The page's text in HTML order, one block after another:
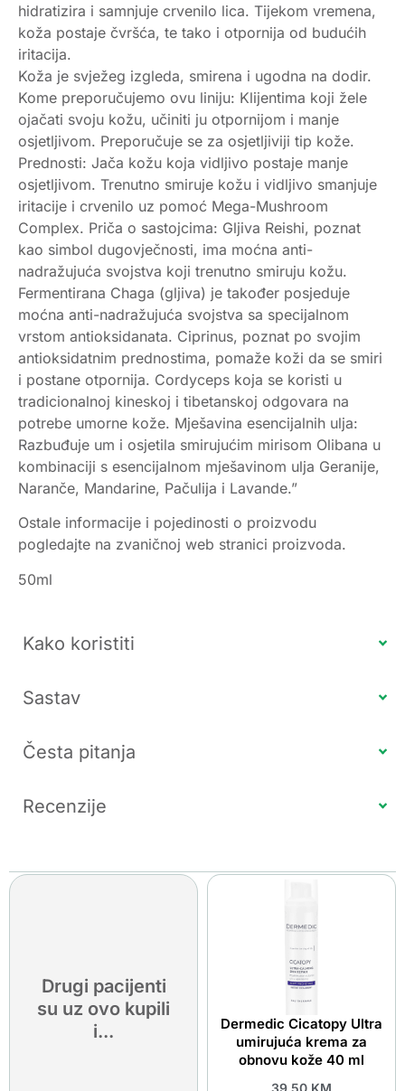
hidratizira i samnjuje crvenilo lica. Tijekom vremena,
koža postaje čvršća, te tako i otpornija od budućih
iritacija.
Koža je svježeg izgleda, smirena i ugodna na dodir.
Kome preporučujemo ovu liniju: Klijentima koji žele
ojačati svoju kožu, učiniti ju otpornijom i manje
osjetljivom. Preporučuje se za osjetljiviji tip kože.
Prednosti: Jača kožu koja vidljivo postaje manje
osjetljivom. Trenutno smiruje kožu i vidljivo smanjuje
iritacije i crvenilo uz pomoć Mega-Mushroom
Complex. Priča o sastojcima: Gljiva Reishi, poznat
kao simbol dugovječnosti, ima moćna anti-
nadražujuća svojstva koji trenutno smiruju kožu.
Fermentirana Chaga (gljiva) je također posjeduje
moćna anti-nadražujuća svojstva sa specijalnom
vrstom antioksidanata. Ciprinus, poznat po svojim
antioksidatnim prednostima, pomaže koži da se smiri
i postane otpornija. Cordyceps koja se koristi u
tradicionalnoj kineskoj i tibetanskoj odgovara na
potrebe umorne kože. Mješavina esencijalnih ulja:
Razbuđuje um i osjetila smirujućim mirisom Olibana u
kombinaciji s esencijalnom mješavinom ulja Geranije,
Naranče, Mandarine, Pačulija i Lavande.”
Ostale informacije i pojedinosti o proizvodu
pogledajte na zvaničnoj web stranici proizvoda.
50ml
Kako koristiti
Sastav
Česta pitanja
Recenzije
Drugi pacijenti
su uz ovo kupili
i...
Dermedic Cicatopy Ultra
umirujuća krema za
obnovu kože 40 ml
39.50 KM